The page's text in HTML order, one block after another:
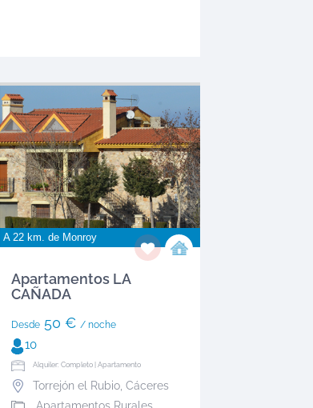
A 22 km. de Monroy
Apartamentos LA
CAÑADA
Desde50 € / noche
10
Alquiler: Completo | Apartamento
Torrejón el Rubio, Cáceres